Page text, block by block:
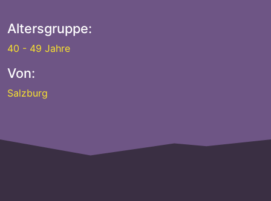
Altersgruppe:
40 - 49 Jahre
Von:
Salzburg